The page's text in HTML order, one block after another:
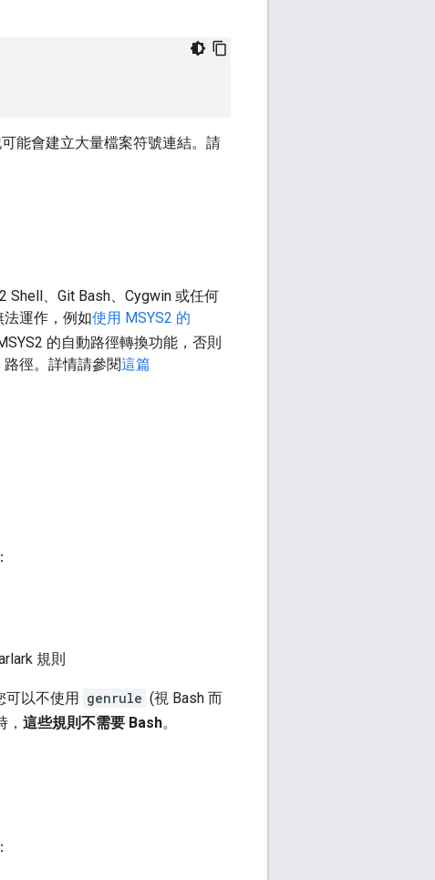
能會建立大量檔案符號連結。請
Shell、Git Bash、Cygwin 或任何
運作，例如使用 MSYS2 的
的自動路徑轉換功能，否則
徑。詳情請參閱這篇
規則
可以不使用 genrule (視 Bash 而
這些規則不需要 Bash。